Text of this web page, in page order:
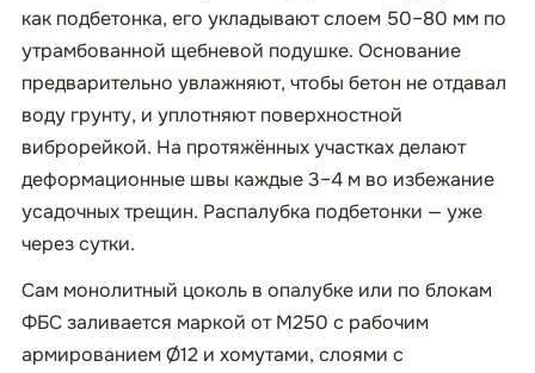
как подбетонка, его укладывают слоем 50–80 мм по
утрамбованной щебневой подушке. Основание
предварительно увлажняют, чтобы бетон не отдавал
воду грунту, и уплотняют поверхностной
виброрейкой. На протяжённых участках делают
деформационные швы каждые 3–4 м во избежание
усадочных трещин. Распалубка подбетонки — уже
через сутки.
Сам монолитный цоколь в опалубке или по блокам
ФБС заливается маркой от М250 с рабочим
армированием Ø12 и хомутами, слоями с